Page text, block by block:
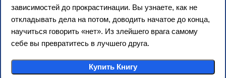
зависимостей до прокрастинации. Вы узнаете, как не
откладывать дела на потом, доводить начатое до конца,
научиться говорить «нет». Из злейшего врага самому
себе вы превратитесь в лучшего друга.
Купить Книгу